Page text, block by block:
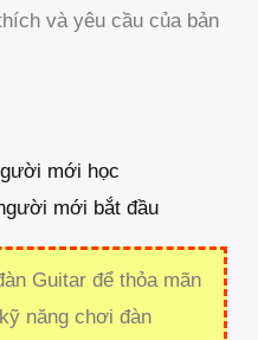
và yêu cầu của bản
mới học
mới bắt đầu
Guitar để thỏa mãn
năng chơi đàn